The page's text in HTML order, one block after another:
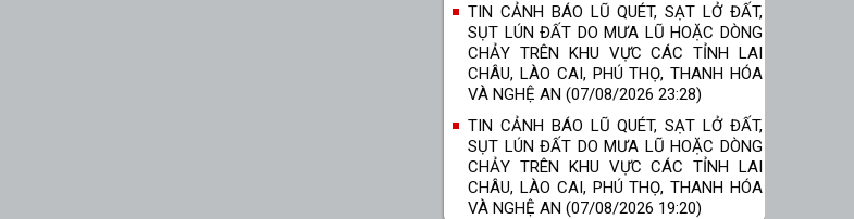
TIN CẢNH BÁO LŨ QUÉT, SẠT LỞ ĐẤT,
SỤT LÚN ĐẤT DO MƯA LŨ HOẶC DÒNG
CHẢY TRÊN KHU VỰC CÁC TỈNH LAI
CHÂU, LÀO CAI, PHÚ THỌ, THANH HÓA
VÀ NGHỆ AN (07/08/2026 23:28)
TIN CẢNH BÁO LŨ QUÉT, SẠT LỞ ĐẤT,
SỤT LÚN ĐẤT DO MƯA LŨ HOẶC DÒNG
CHẢY TRÊN KHU VỰC CÁC TỈNH LAI
CHÂU, LÀO CAI, PHÚ THỌ, THANH HÓA
VÀ NGHỆ AN (07/08/2026 19:20)